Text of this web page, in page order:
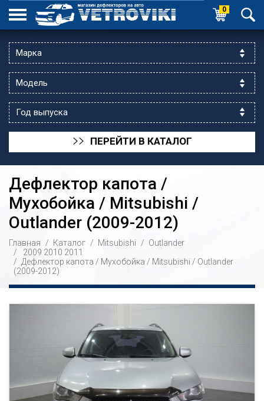
выходной
0
>> ПЕРЕЙТИ В КАТАЛОГ
Дефлектор капота /
Мухобойка / Mitsubishi /
Outlander (2009-2012)
Главная Каталог Mitsubishi
Outlander
2009 2010 2011
Дефлектор капота / Мухобойка / Mitsubishi / Outlander
(2009-2012)